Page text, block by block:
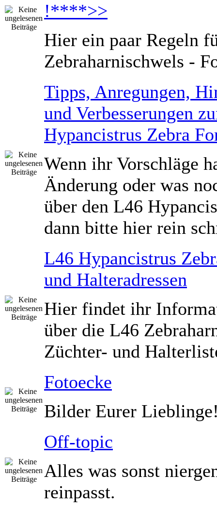
!****>>
Hier ein paar Regeln
Zebraharnischwels -
Tipps, Anregungen,
und Verbesserungen
Hypancistrus Zebra
Wenn ihr Vorschläge
Änderung oder was
über den L46
dann bitte hier rein
L46 Hypancistrus
und Halteradressen
Hier findet ihr
über die L46
Züchter- und
Fotoecke
Bilder Eurer
Off-topic
Alles was sonst
reinpasst.